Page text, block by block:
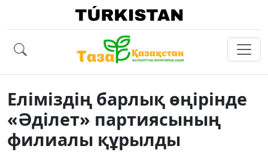
Еліміздің барлық өңірінде
«Әділет» партиясының
филиалы құрылды